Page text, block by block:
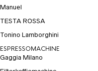
Manuel
TESTA ROSSA
Tonino Lamborghini
ESPRESSOMACHINE
Gaggia Milano